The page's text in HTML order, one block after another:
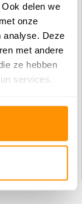
delen we
onze
analyse. Deze
met andere
ze hebben
services.